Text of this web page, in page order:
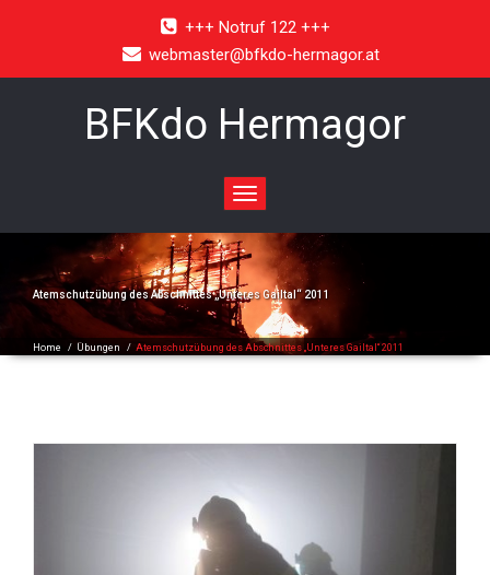
+++ Notruf 122 +++
webmaster@bfkdo-hermagor.at
BFKdo Hermagor
Toggle
navigation
Atemschutzübung des Abschnittes „Unteres Gailtal“ 2011
Home / Übungen / Atemschutzübung des Abschnittes „Unteres Gailtal“ 2011